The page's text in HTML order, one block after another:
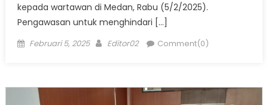
kepada wartawan di Medan, Rabu (5/2/2025).
Pengawasan untuk menghindari […]
Posted
Februari 5, 2025 Author
Editor02 Comment(0)